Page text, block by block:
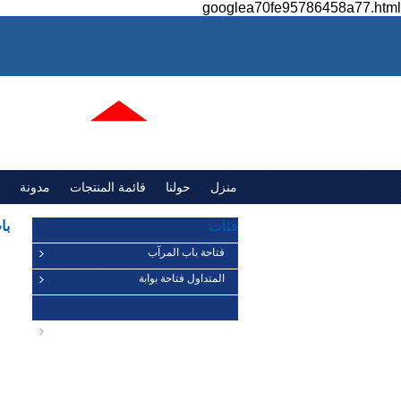
googlea70fe95786458a77.html
منزل حولنا قائمة المنتجات مدونة
فئات
فتاحة باب المرآب
المتداول فتاحة بوابة